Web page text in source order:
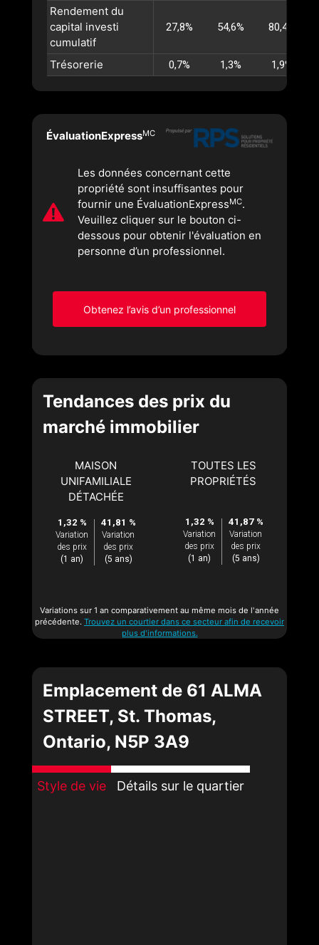
Rendement du
capital investi
cumulatif
27,8% 54,6% 80,4%
Trésorerie 0,7% 1,3% 1,9%
ÉvaluationExpressMC
Les données concernant cette
propriété sont insuffisantes pour
fournir une ÉvaluationExpressMC.
Veuillez cliquer sur le bouton ci-
dessous pour obtenir l'évaluation en
personne d’un professionnel.
Obtenez l’avis d’un professionnel
Tendances des prix du
marché immobilier
MAISON
UNIFAMILIALE
DÉTACHÉE
1,32 %
Variation
des prix
(1 an)
41,81 %
Variation
des prix
(5 ans)
TOUTES LES
PROPRIÉTÉS
1,32 %
Variation
des prix
(1 an)
41,87 %
Variation
des prix
(5 ans)
Variations sur 1 an comparativement au même mois de l'année
précédente. Trouvez un courtier dans ce secteur afin de recevoir
plus d'informations.
Emplacement de 61 ALMA
STREET, St. Thomas,
Ontario, N5P 3A9
Style de vie Détails sur le quartier